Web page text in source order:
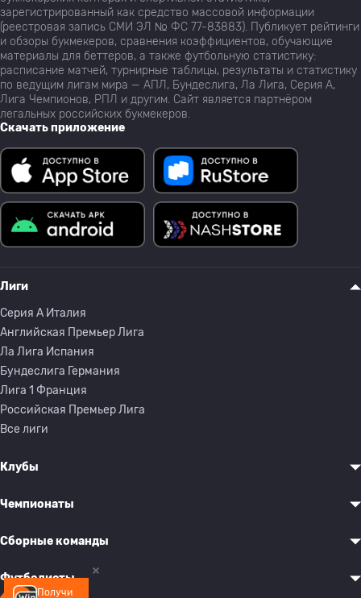
Получи
зарегистрированный как средство массовой информации
(реестровая запись СМИ ЭЛ № ФС 77-83883). Публикует рейтинги
и обзоры букмекеров, сравнения коэффициентов, обучающие
материалы для беттеров, а также футбольную статистику:
расписание матчей, турнирные таблицы, результаты и статистику
по ведущим лигам мира — АПЛ, Бундеслига, Ла Лига, Серия А,
Лига Чемпионов, РПЛ и другим. Сайт является партнёром
легальных российских букмекеров.
Скачать приложение
Лиги
Серия A Италия
Английская Премьер Лига
Ла Лига Испания
Бундеслига Германия
Лига 1 Франция
Российская Премьер Лига
Все лиги
Клубы
Чемпионаты
Сборные команды
Футболисты